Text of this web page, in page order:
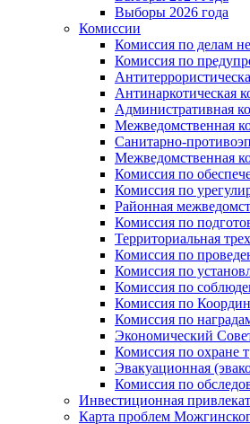
Выборы 2026 года
Комиссии
Комиссия по делам
Комиссия по
Антинаркотическая
Административная
Межведомственная
Санитарно-
Межведомственная
Комиссия по
Комиссия по
Районная
Комиссия по
Территориальная
Комиссия по
Комиссия по
Комиссия по
Комиссия по
Комиссия по
Экономический
Комиссия по охране
Эвакуационная
Комиссия по
Инвестиционная
Карта проблем